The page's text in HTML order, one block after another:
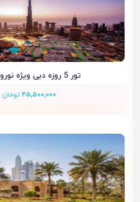
تور 5 روزه دبی ویژه نوروز 1404
۴۵,۵۰۰,۰۰۰ تومان